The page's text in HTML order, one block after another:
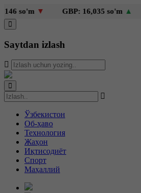
so'm▼ GBP: 16,035 so'm▲
Saytdan izlash
Ўзбекистон
Об-ҳаво
Технология
Жаҳон
Иқтисодиёт
Спорт
Маҳаллий